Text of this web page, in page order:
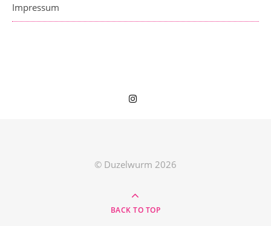
Impressum
© Duzelwurm 2026
BACK TO TOP